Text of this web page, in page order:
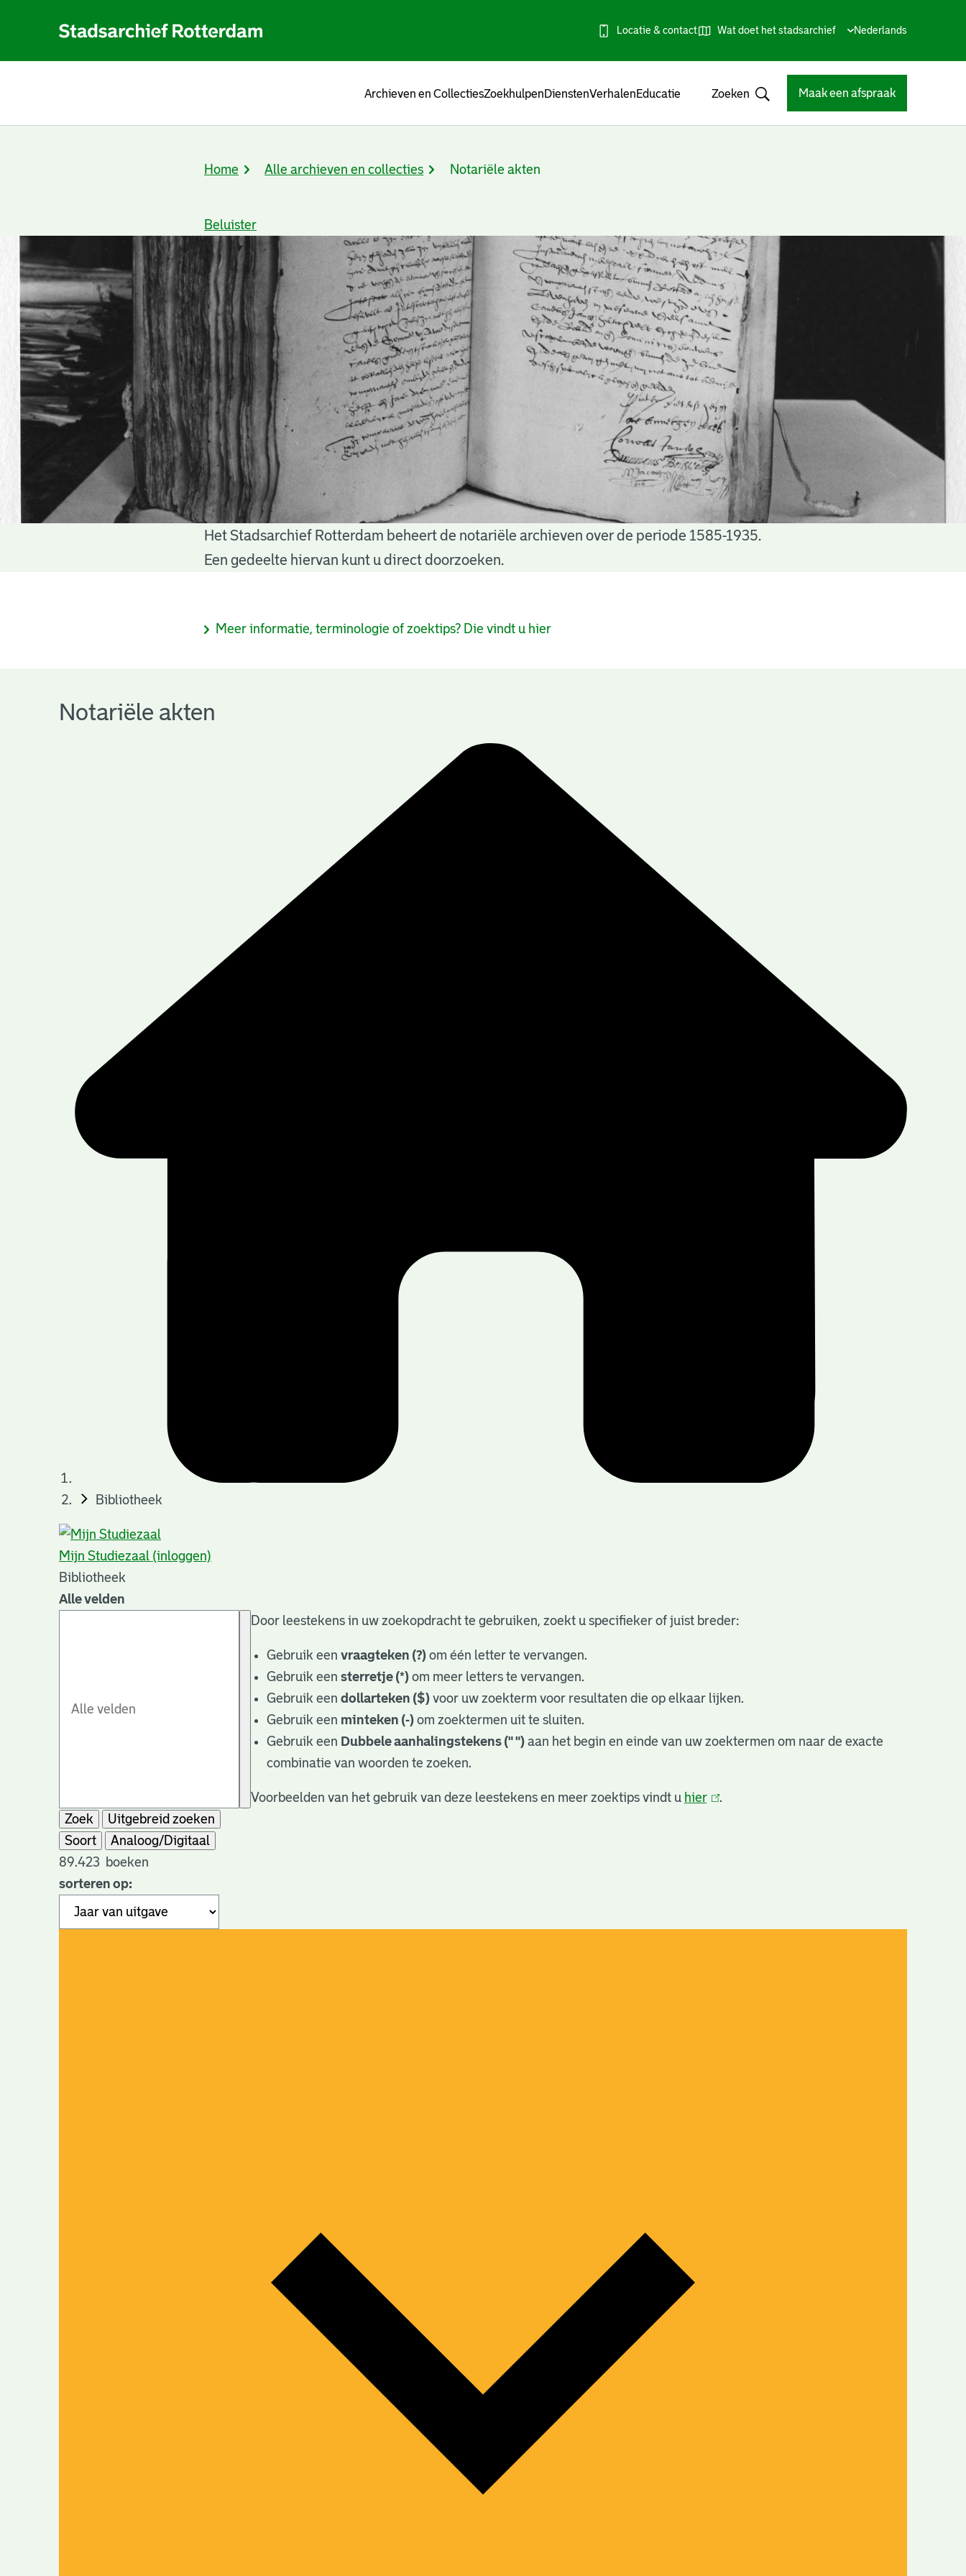
Locatie & contact Wat doet het stadsarchief
Huidige
Nederlands
Archieven en CollectiesZoekhulpenDienstenVerhalenEducatie Zoeken Maak een afspraak
Kruimelpad
Home Alle archieven en collecties Notariële akten
Beluister
Het Stadsarchief Rotterdam beheert de notariële archieven over de periode 1585-1935.
Een gedeelte hiervan kunt u direct doorzoeken.
Informatiepagina's
archieven
Meer informatie, terminologie of zoektips? Die vindt u hier
Notariële akten
Bibliotheek
Mijn Studiezaal (inloggen)
Bibliotheek
Alle velden
Door leestekens in uw zoekopdracht te gebruiken, zoekt u specifieker of juist breder:
Gebruik eenvraagteken (?) om één letter te vervangen.
Gebruik eensterretje (*) om meer letters te vervangen.
Gebruik eendollarteken ($) voor uw zoekterm voor resultaten die op elkaar lijken.
Gebruik een minteken (-) om zoektermen uit te sluiten.
Gebruik een Dubbele aanhalingstekens (" ") aan het begin en einde van uw zoektermen om naar de exacte
combinatie van woorden te zoeken.
Voorbeelden van het gebruik van deze leestekens en meer zoektips vindt u hier(link
.
Zoek
Uitgebreid zoeken
Soort
Analoog/Digitaal
89.423 boeken
sorteren op: